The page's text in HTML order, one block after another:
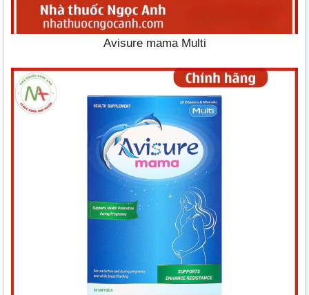
Avisure mama Multi